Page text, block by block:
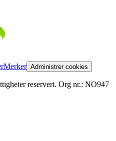
Merker Administrer cookies
reservert. Org nr.: NO947